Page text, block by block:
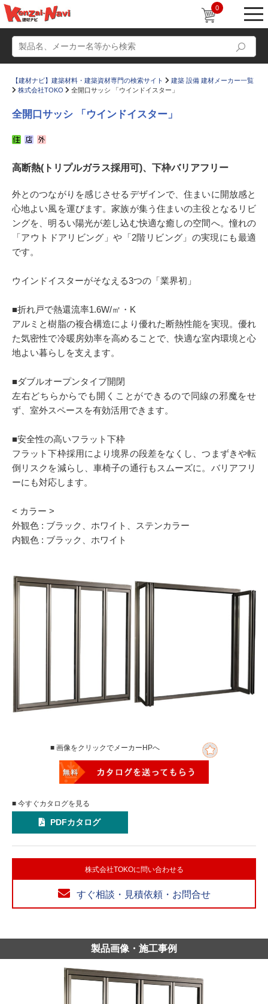
0
かたなび コラム
すまいリング 設計士インタビュー
Q＆A 販売・施工代理店募集
お気に入り
【建材ナビ】建築材料・建築資材専門の検索サイト
建築 設備 建材メーカー一覧
株式会社TOKO
全開口サッシ 「ウインドイスター」
全開口サッシ 「ウインドイスター」
高断熱(トリプルガラス採用可)、下枠バリアフリー
外とのつながりを感じさせるデザインで、住まいに開放感と
心地よい風を運びます。家族が集う住まいの主役となるリビ
ングを、明るい陽光が差し込む快適な癒しの空間へ。憧れの
「アウトドアリビング」や「2階リビング」の実現にも最適
です。
ウインドイスターがそなえる3つの「業界初」
■折れ戸で熱還流率1.6W/㎡・K
アルミと樹脂の複合構造により優れた断熱性能を実現。優れ
た気密性で冷暖房効率を高めることで、快適な室内環境と心
地よい暮らしを支えます。
■ダブルオープンタイプ開閉
左右どちらからでも開くことができるので同線の邪魔をせ
ず、室外スペースを有効活用できます。
■安全性の高いフラット下枠
フラット下枠採用により境界の段差をなくし、つまずきや転
倒リスクを減らし、車椅子の通行もスムーズに。バリアフリ
ーにも対応します。
< カラー >
外観色 : ブラック、ホワイト、ステンカラー
内観色 : ブラック、ホワイト
■ 画像をクリックでメーカーHPへ
■ 今すぐカタログを見る
PDFカタログ
株式会社TOKOに問い合わせる
すぐ相談・見積依頼・お問合せ
製品画像・施工事例